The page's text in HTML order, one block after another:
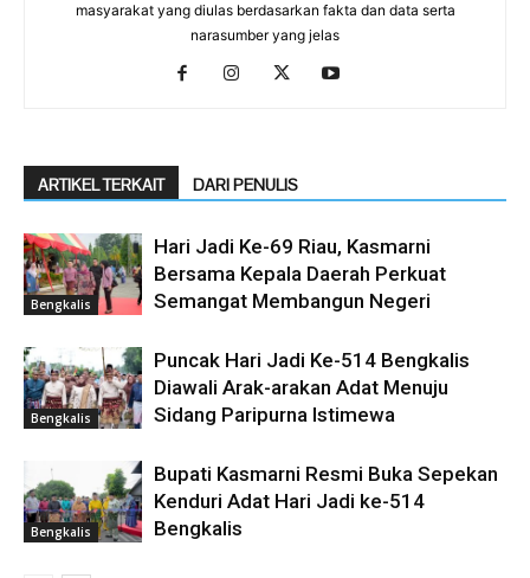
masyarakat yang diulas berdasarkan fakta dan data serta
narasumber yang jelas
ARTIKEL TERKAIT DARI PENULIS
Bengkalis
Hari Jadi Ke-69 Riau, Kasmarni
Bersama Kepala Daerah Perkuat
Semangat Membangun Negeri
Bengkalis
Puncak Hari Jadi Ke-514 Bengkalis
Diawali Arak-arakan Adat Menuju
Sidang Paripurna Istimewa
Bengkalis
Bupati Kasmarni Resmi Buka Sepekan
Kenduri Adat Hari Jadi ke-514
Bengkalis